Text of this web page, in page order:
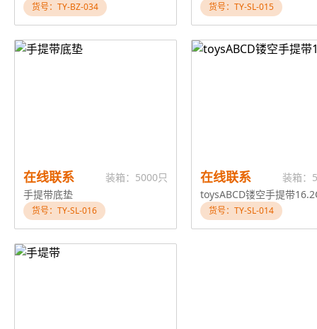
货号：TY-BZ-034 货号：TY-SL-015
在线联系
装箱：5000只
手提带底垫
货号：TY-SL-016
在线联系
装箱：
toysABCD镂空手提带
货号：TY-SL-014